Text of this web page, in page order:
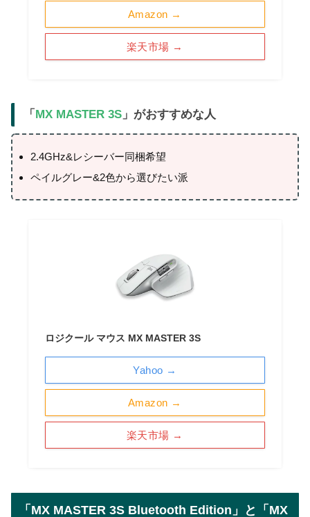
Amazon →
楽天市場 →
「 MX MASTER 3S 」がおすすめな人
2.4GHz&レシーバー同梱希望
ペイルグレー&2色から選びたい派
ロジクール マウス MX MASTER 3S
Amazon →
楽天市場 →
Yahoo →
「MX MASTER 3S Bluetooth Edition」と「MX